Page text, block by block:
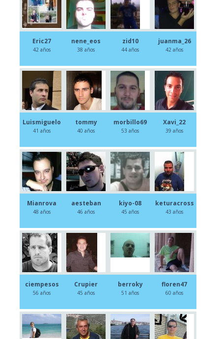
Eric27
42 años
nene_eos
38 años
zid10
44 años
juanma_26
42 años
Luismiguelo
41 años
tommy
40 años
morbillo69
53 años
Xavi_22
39 años
Mianrova
48 años
aesteban
46 años
kiyo-08
45 años
keturacross
43 años
ciempesos
56 años
Crupier
45 años
berroky
51 años
floren47
60 años